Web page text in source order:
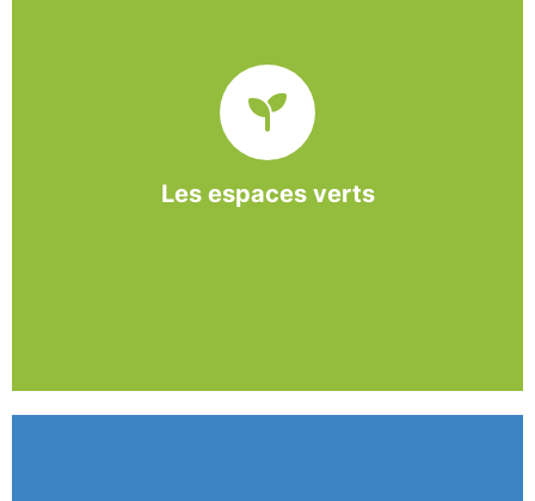
Les espaces verts
paysager, l’association BASE propose et réalise
des interventions à la demande des entreprises et
collectivités locales.